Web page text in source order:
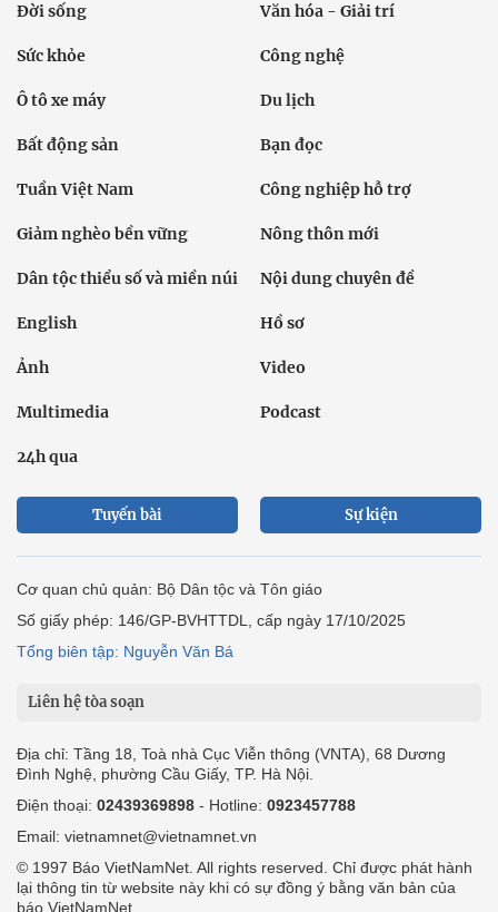
Đời sống Văn hóa - Giải trí
Sức khỏe Công nghệ
Ô tô xe máy Du lịch
Bất động sản Bạn đọc
Tuần Việt Nam Công nghiệp hỗ trợ
Giảm nghèo bền vững Nông thôn mới
Dân tộc thiểu số và miền núi Nội dung chuyên đề
English Hồ sơ
Ảnh Video
Multimedia Podcast
24h qua
Tuyến bài Sự kiện
Cơ quan chủ quản: Bộ Dân tộc và Tôn giáo
Số giấy phép: 146/GP-BVHTTDL, cấp ngày 17/10/2025
Tổng biên tập: Nguyễn Văn Bá
Liên hệ tòa soạn
Địa chỉ: Tầng 18, Toà nhà Cục Viễn thông (VNTA), 68 Dương
Đình Nghệ, phường Cầu Giấy, TP. Hà Nội.
Điện thoại: 02439369898 - Hotline: 0923457788
Email: vietnamnet@vietnamnet.vn
© 1997 Báo VietNamNet. All rights reserved. Chỉ được phát hành
lại thông tin từ website này khi có sự đồng ý bằng văn bản của
báo VietNamNet.